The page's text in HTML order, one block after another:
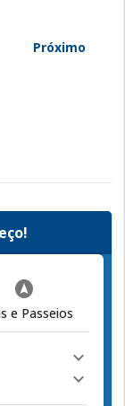
Próximo
assistant_navigation
e Passeios
expand_more
expand_more